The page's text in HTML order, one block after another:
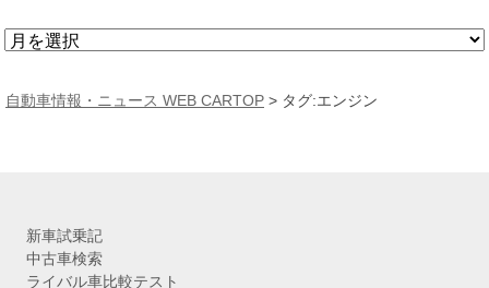
ア
カ
自動車情報・ニュース WEB CARTOP > タグ:エンジン
新車試乗記
中古車検索
ライバル車比較テスト